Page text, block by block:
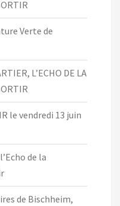
Verte de
L’ECHO DE LA
le vendredi 13 juin
de la
de Bischheim,